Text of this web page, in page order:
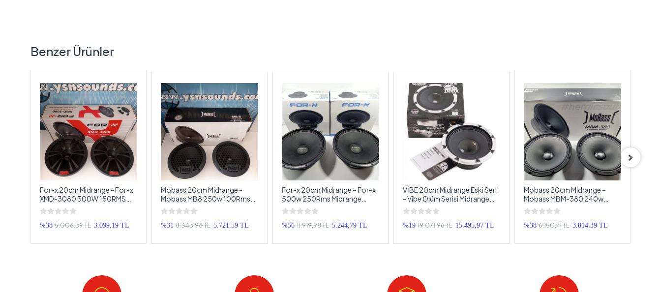
Benzer Ürünler
For-x 20cm Midrange - For-x
XMD-3080 300W 150RMS
20cm Midrange - Profesyonel
Midrange Hoparlör
%38 5.006,39 TL 3.099,19 TL
Mobass 20cm Midrange -
Mobass MB8 250w 100Rms
Midrange 20cm
%31 8.343,98 TL 5.721,59 TL
For-x 20cm Midrange – For-x
500w 250Rms Midrange
Hoparlör – For-x XMD-308
Prof Midrange
%56 11.919,98 TL 5.244,79 TL
VİBE 20cm Midrange Eski Seri
- Vibe Ölüm Serisi Midrange
20cm - VİBE BlackDeath Pro
Midrange
%19 19.071,96 TL 15.495,97 TL
Mobass 20cm Midrange –
Mobass MBM-380 240w
120RMS Midrange
%38 6.150,71 TL 3.814,39 TL